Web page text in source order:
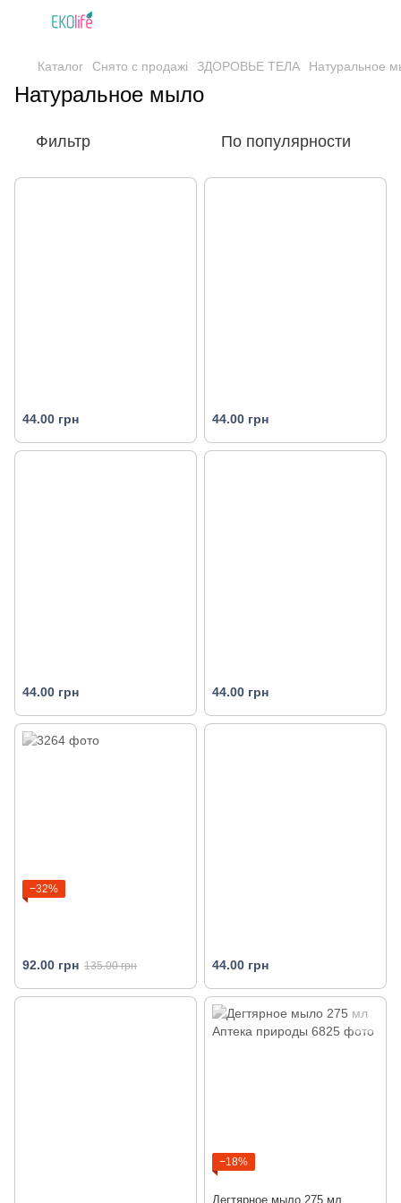
Каталог Снято с продажі ЗДОРОВЬЕ ТЕЛА Натуральное
Натуральное мыло
Фильтр По популярности
44.00 грн 44.00 грн
44.00 грн 44.00 грн
−32%
92.00 грн 135.00 грн 44.00 грн
−18%
Дегтярное мыло 275 мл